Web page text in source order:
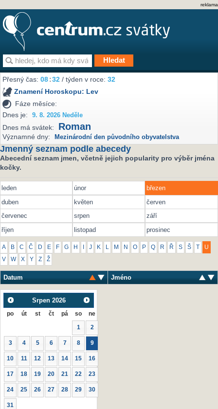
reklama
Přesný čas:08:32 / týden v roce:32
Znamení Horoskopu: Lev
Fáze měsíce:
Dnes je:
9. 8. 2026 Neděle
Dnes má svátek: Roman
Významné dny: Mezinárodní den původního obyvatelstva
Jmenný seznam podle abecedy
Abecední seznam jmen, včetně jejich popularity pro výběr jména
kočky.
leden únor
březen
duben
květen
červen
červenec
srpen
září
říjen
listopad prosinec
A B C Č D E F G H J K L M N O P Q R Ř S Š U
V W X Y Z Ž
Datum Jméno
Srpen 2026
po út st čt pá so ne
1 2
3 4 5 6 7 8 9
10 11 12 13 14 15 16
17 18 19 20 21 22 23
24 25 26 27 28 29 30
31